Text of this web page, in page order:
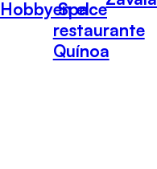
Hobby Space
en el
restaurante
Quínoa